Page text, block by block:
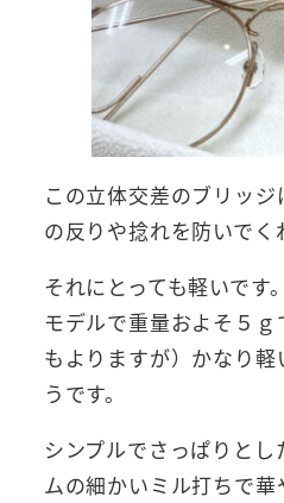
この立体交差のブリッジ
の反りや捻れを防いでく
それにとっても軽いです
モデルで重量およそ５
もよりますが）かなり
うです。
シンプルでさっぱりと
ムの細かいミル打ちで